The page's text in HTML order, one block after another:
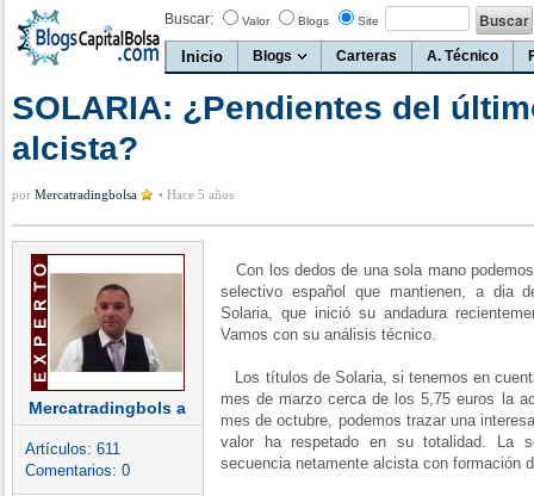
Buscar: Valor Blogs Site
Inicio Blogs Carteras A. Técnico
SOLARIA: ¿Pendientes del
alcista?
por Mercatradingbolsa • Hace 5 años
Mercatradingbols a
Artículos: 611
Comentarios: 0
Con los dedos de una sola mano
selectivo español que mantienen, a dia
Solaria, que inició su andadura
Vamos con su análisis técnico.
Los títulos de Solaria, si tenemos en
mes de marzo cerca de los 5,75 euros la
mes de octubre, podemos trazar una
valor ha respetado en su totalidad. La
secuencia netamente alcista con formación